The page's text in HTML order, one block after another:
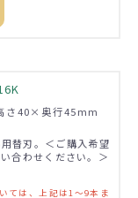
さ40×奥行45mm
替刃。＜ご購入希望
合わせください。＞
ては、上記は1～9本ま